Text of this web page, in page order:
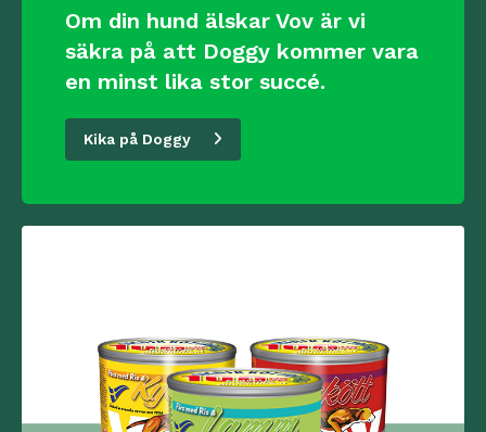
Om din hund älskar Vov är vi
säkra på att Doggy kommer vara
en minst lika stor succé.
Kika på Doggy